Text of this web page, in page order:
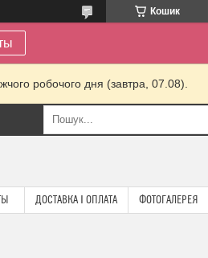
Кошик
робочого дня (завтра, 07.08).
ДОСТАВКА І ОПЛАТА ФОТОГАЛЕРЕЯ